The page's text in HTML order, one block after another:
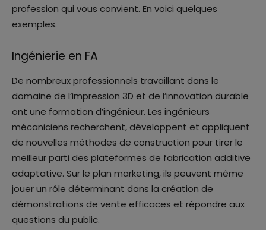
profession qui vous convient. En voici quelques
exemples.
Ingénierie en FA
De nombreux professionnels travaillant dans le
domaine de l’impression 3D et de l’innovation durable
ont une formation d’ingénieur. Les ingénieurs
mécaniciens recherchent, développent et appliquent
de nouvelles méthodes de construction pour tirer le
meilleur parti des plateformes de fabrication additive
adaptative. Sur le plan marketing, ils peuvent même
jouer un rôle déterminant dans la création de
démonstrations de vente efficaces et répondre aux
questions du public.